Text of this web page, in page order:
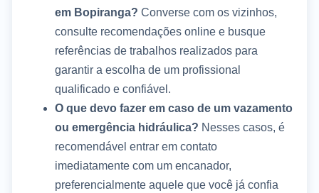
em Bopiranga? Converse com os vizinhos,
consulte recomendações online e busque
referências de trabalhos realizados para
garantir a escolha de um profissional
qualificado e confiável.
O que devo fazer em caso de um vazamento
ou emergência hidráulica? Nesses casos, é
recomendável entrar em contato
imediatamente com um encanador,
preferencialmente aquele que você já confia